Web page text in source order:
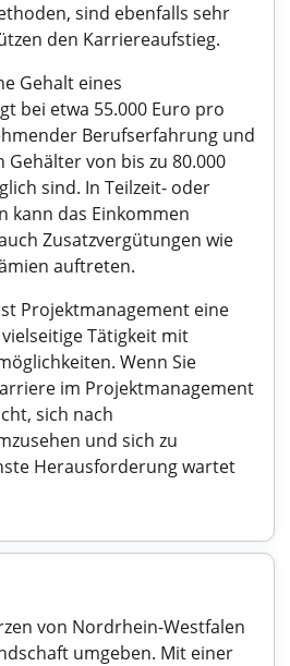
sind ebenfalls sehr
den Karriereaufstieg.
Gehalt eines
bei etwa 55.000 Euro pro
Berufserfahrung und
von bis zu 80.000
sind. In Teilzeit- oder
kann das Einkommen
Zusatzvergütungen wie
auftreten.
Projektmanagement eine
Tätigkeit mit
Wenn Sie
im Projektmanagement
sich nach
und sich zu
Herausforderung wartet
von Nordrhein-Westfalen
umgeben. Mit einer